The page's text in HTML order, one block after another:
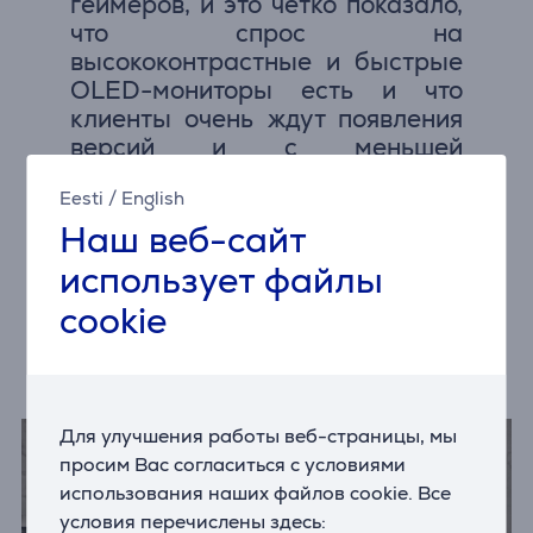
Eesti / English
Наш веб-сайт
использует файлы
cookie
Для улучшения работы веб-страницы, мы
просим Вас согласиться с условиями
использования наших файлов cookie. Все
условия перечислены здесь:
что спрос на
высококонтрастные и быстрые
OLED-мониторы есть и что
клиенты очень ждут появления
версий и с меньшей
свои OLED-мониторы
представили также ASUS, Acer,
Dell, Alienware, ViewSonic, MSI и
другие производители.
Большинство из этих новых